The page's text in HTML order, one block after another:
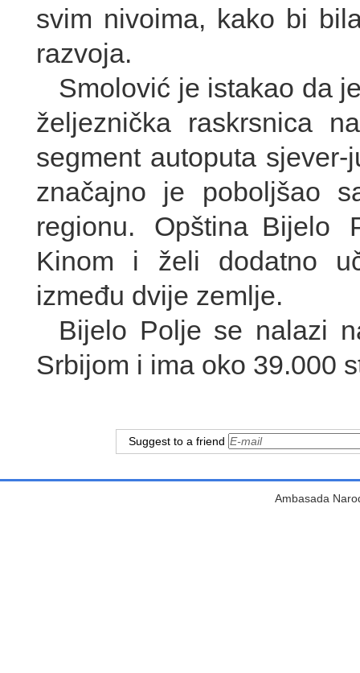
svim nivoima, kako bi
razvoja.
Smolović je istakao da
željeznička raskrsnica
segment autoputa
značajno je poboljšao
regionu. Opština Bijelo
Kinom i želi dodatno
između dvije zemlje.
Bijelo Polje se nalazi
Srbijom i ima oko 39.000
Suggest to a friend
Ambasada